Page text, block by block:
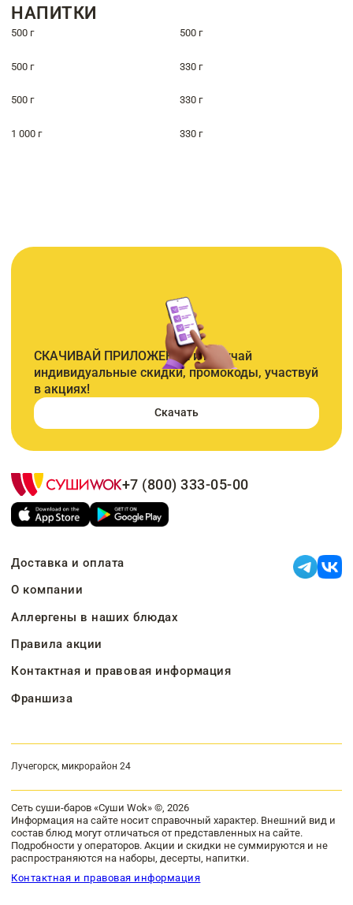
НАПИТКИ
500 г 500 г
500 г 330 г
500 г 330 г
1 000 г 330 г
СКАЧИВАЙ ПРИЛОЖЕНИЕ и получай
индивидуальные скидки, промокоды, участвуй
в акциях!
Скачать
+7 (800) 333-05-00
Доставка и оплата
О компании
Аллергены в наших блюдах
Правила акции
Контактная и правовая информация
Франшиза
Лучегорск, микрорайон 24
Сеть суши-баров «Суши Wok» ©, 2026
Информация на сайте носит справочный характер. Внешний вид и
состав блюд могут отличаться от представленных на сайте.
Подробности у операторов. Акции и скидки не суммируются и не
распространяются на наборы, десерты, напитки.
Контактная и правовая информация